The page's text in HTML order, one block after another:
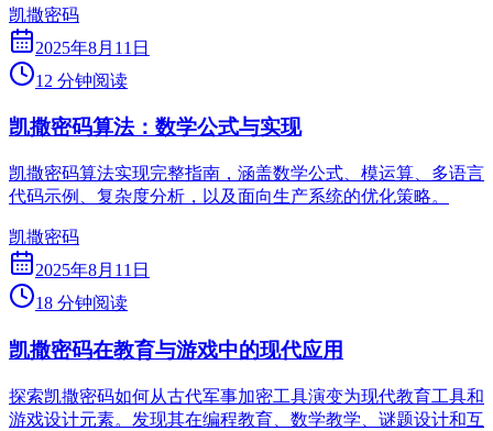
凯撒密码
2025年8月11日
12 分钟阅读
凯撒密码算法：数学公式与实现
凯撒密码算法实现完整指南，涵盖数学公式、模运算、多语言
代码示例、复杂度分析，以及面向生产系统的优化策略。
凯撒密码
2025年8月11日
18 分钟阅读
凯撒密码在教育与游戏中的现代应用
探索凯撒密码如何从古代军事加密工具演变为现代教育工具和
游戏设计元素。发现其在编程教育、数学教学、谜题设计和互